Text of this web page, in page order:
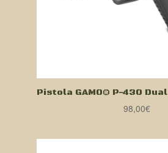
Pistola GAMO® P-430 Dual
98,00€